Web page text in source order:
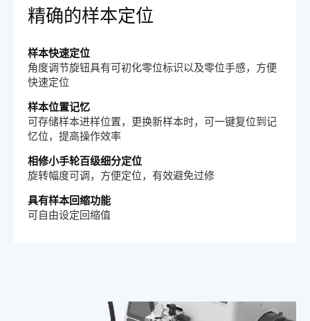
精确的样本定位
样本快速定位
角度调节旋钮具有可初化零位标识以及零位手感，方便
快速定位
样本位置记忆
可存储样本进样位置，更换新样本时，可一键复位到记
忆位，提高操作效率
相修小手轮百级细分定位
旋转幅度可调，方便定位，有效避免过修
具有样本回缩功能
可自由设定回缩值